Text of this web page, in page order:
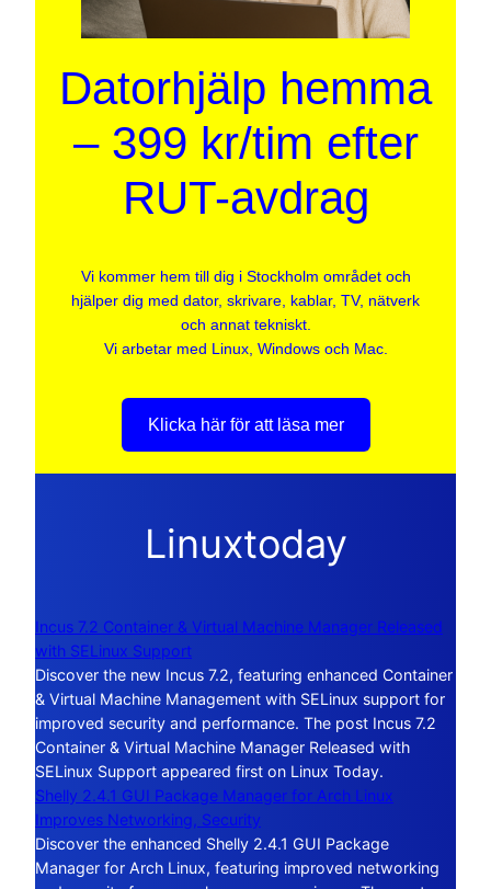
Datorhjälp hemma
– 399 kr/tim efter
RUT-avdrag
Vi kommer hem till dig i Stockholm området och
hjälper dig med dator, skrivare, kablar, TV, nätverk
och annat tekniskt.
Vi arbetar med Linux, Windows och Mac.
Klicka här för att läsa mer
Linuxtoday
Incus 7.2 Container & Virtual Machine Manager Released
with SELinux Support
Discover the new Incus 7.2, featuring enhanced Container
& Virtual Machine Management with SELinux support for
improved security and performance. The post Incus 7.2
Container & Virtual Machine Manager Released with
SELinux Support appeared first on Linux Today.
Shelly 2.4.1 GUI Package Manager for Arch Linux
Improves Networking, Security
Discover the enhanced Shelly 2.4.1 GUI Package
Manager for Arch Linux, featuring improved networking